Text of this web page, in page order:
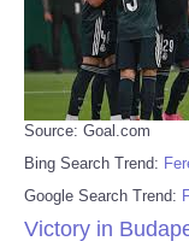
Source: Goal.com
Bing Search Trend:
Google Search Trend:
Victory in